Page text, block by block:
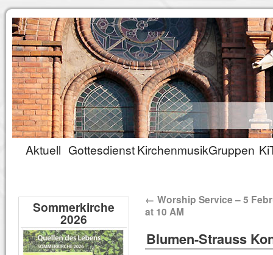
Aktuell GottesdienstKirchenmusikGruppen
← Worship Service – 5
at 10 AM
Blumen-Strauss
Sommerkirche
2026